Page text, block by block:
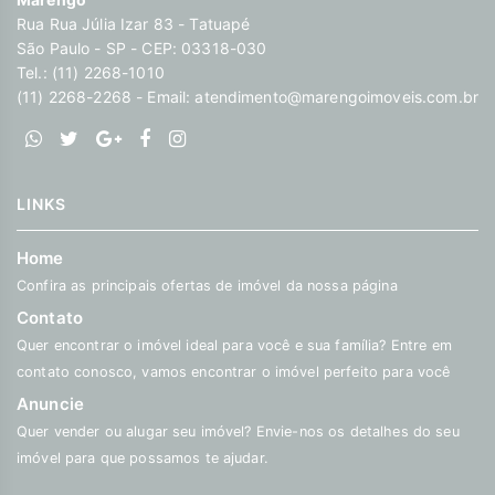
Rua Rua Júlia Izar 83 - Tatuapé
São Paulo - SP - CEP: 03318-030
Tel.: (11) 2268-1010
(11) 2268-2268 - Email: atendimento@marengoimoveis.com.br
LINKS
Home
Confira as principais ofertas de imóvel da nossa página
Contato
Quer encontrar o imóvel ideal para você e sua família? Entre em
contato conosco, vamos encontrar o imóvel perfeito para você
Anuncie
Quer vender ou alugar seu imóvel? Envie-nos os detalhes do seu
imóvel para que possamos te ajudar.